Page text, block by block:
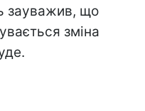
зауважив, що
зміна